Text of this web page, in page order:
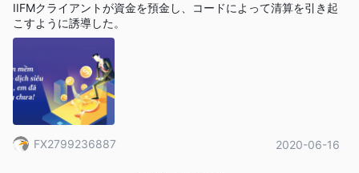
IIFMクライアントが資金を預金し、コードによって清算を引き起
こすように誘導した。
FX2799236887 2020-06-16